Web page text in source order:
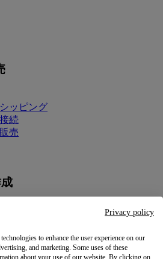
ッピング
続
売
成
Privacy policy
to enhance the user experience on our
and marketing. Some uses of these
about your use of our website. By clicking on